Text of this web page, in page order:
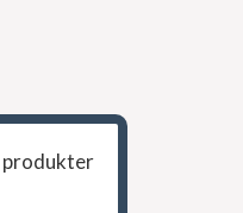
produkter